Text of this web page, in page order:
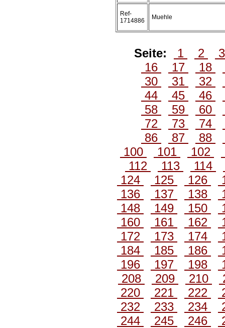
Ref-
1714886
Muehle
Seite: 1 2
16
17 18
30
31 32
44
45 46
58
59 60
72
73 74
86
87 88
100
101 102
112
113 114
124
125 126
136
137 138
148
149 150
160
161 162
172
173 174
184
185 186
196
197 198
208
209 210
220
221 222
232
233 234
244
245 246